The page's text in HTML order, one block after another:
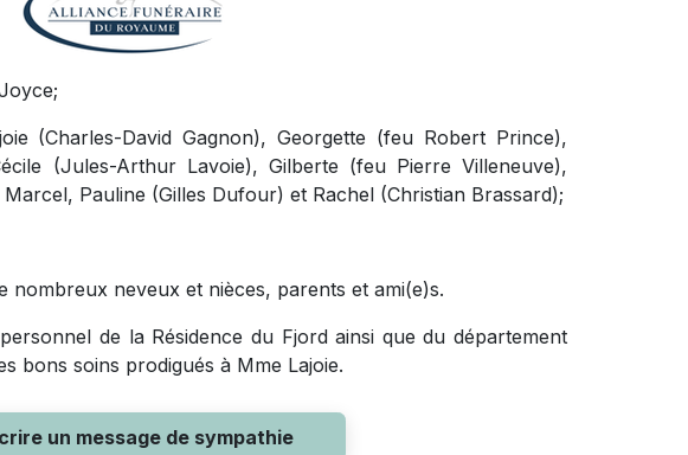
(Charles-David Gagnon), Georgette (feu Robert Prince),
(Jules-Arthur Lavoie), Gilberte (feu Pierre Villeneuve),
Pauline (Gilles Dufour) et Rachel (Christian Brassard);
nombreux neveux et nièces, parents et ami(e)s.
de la Résidence du Fjord ainsi que du département
bons soins prodigués à Mme Lajoie.
un message de sympathie